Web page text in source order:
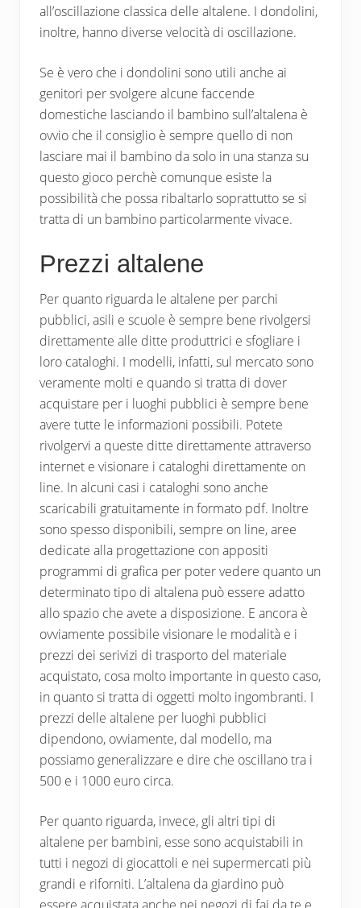
all’oscillazione classica delle altalene. I dondolini,
inoltre, hanno diverse velocità di oscillazione.
Se è vero che i dondolini sono utili anche ai
genitori per svolgere alcune faccende
domestiche lasciando il bambino sull’altalena è
ovvio che il consiglio è sempre quello di non
lasciare mai il bambino da solo in una stanza su
questo gioco perchè comunque esiste la
possibilità che possa ribaltarlo soprattutto se si
tratta di un bambino particolarmente vivace.
Prezzi altalene
Per quanto riguarda le altalene per parchi
pubblici, asili e scuole è sempre bene rivolgersi
direttamente alle ditte produttrici e sfogliare i
loro cataloghi. I modelli, infatti, sul mercato sono
veramente molti e quando si tratta di dover
acquistare per i luoghi pubblici è sempre bene
avere tutte le informazioni possibili. Potete
rivolgervi a queste ditte direttamente attraverso
internet e visionare i cataloghi direttamente on
line. In alcuni casi i cataloghi sono anche
scaricabili gratuitamente in formato pdf. Inoltre
sono spesso disponibili, sempre on line, aree
dedicate alla progettazione con appositi
programmi di grafica per poter vedere quanto un
determinato tipo di altalena può essere adatto
allo spazio che avete a disposizione. E ancora è
ovviamente possibile visionare le modalità e i
prezzi dei serivizi di trasporto del materiale
acquistato, cosa molto importante in questo caso,
in quanto si tratta di oggetti molto ingombranti. I
prezzi delle altalene per luoghi pubblici
dipendono, ovviamente, dal modello, ma
possiamo generalizzare e dire che oscillano tra i
500 e i 1000 euro circa.
Per quanto riguarda, invece, gli altri tipi di
altalene per bambini, esse sono acquistabili in
tutti i negozi di giocattoli e nei supermercati più
grandi e riforniti. L’altalena da giardino può